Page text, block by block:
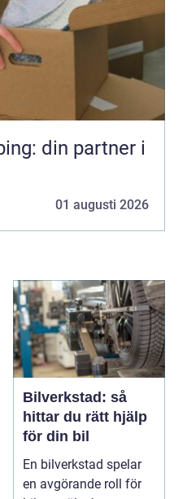
din partner i
01 augusti 2026
Bilverkstad: så
hittar du rätt hjälp
för din bil
En bilverkstad spelar
en avgörande roll för